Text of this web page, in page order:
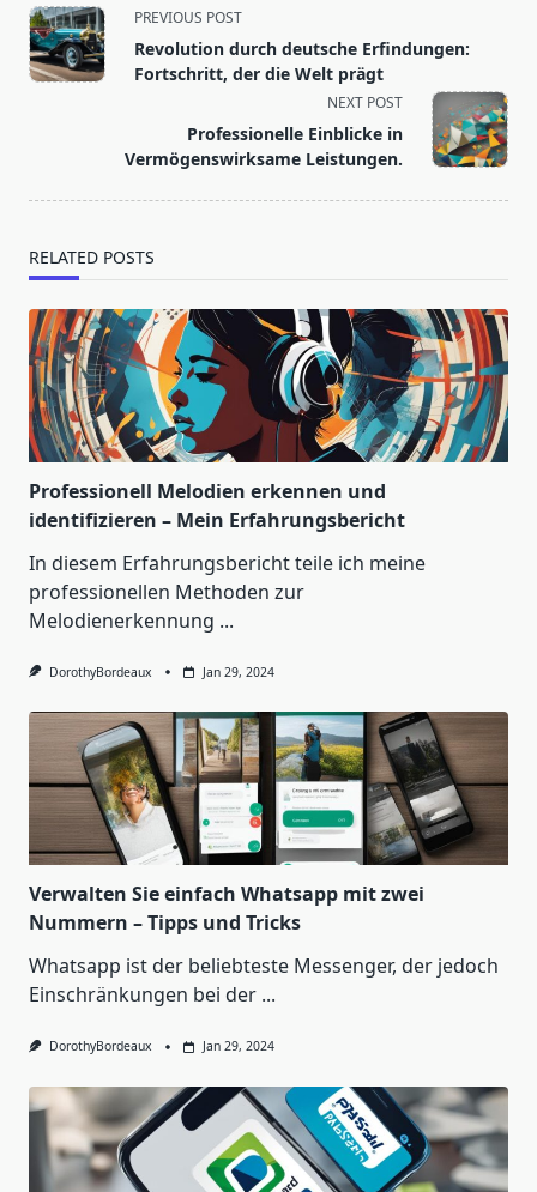
<span
class="nav-
subtitle
text">Page</span>
PREVIOUS POST
Revolution durch deutsche Erfindungen:
Fortschritt, der die Welt prägt
NEXT POST
Professionelle Einblicke in
Vermögenswirksame Leistungen.
RELATED POSTS
Professionell Melodien erkennen und
identifizieren – Mein Erfahrungsbericht
In diesem Erfahrungsbericht teile ich meine
professionellen Methoden zur
Melodienerkennung ...
DorothyBordeaux Jan 29, 2024
Verwalten Sie einfach Whatsapp mit zwei
Nummern – Tipps und Tricks
Whatsapp ist der beliebteste Messenger, der jedoch
Einschränkungen bei der ...
DorothyBordeaux Jan 29, 2024